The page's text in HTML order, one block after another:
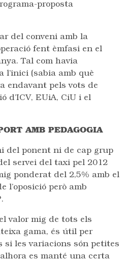
proposta
del conveni amb la
fent èmfasi en el
Tal com havia
l’inici (sabia amb què
endavant pels vots de
d’ICV, EUiA, CiU i el
AMB PEDAGOGIA
del ponent ni de cap grup
servei del taxi pel 2012
ponderat del 2,5% amb el
l’oposició però amb
valor mig de tots els
gama, és útil per
si les variacions són petites
es manté una certa